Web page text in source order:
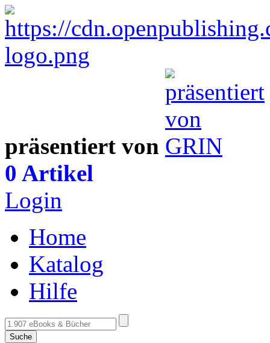
präsentiert von
0 Artikel
Login
Home
Katalog
Hilfe
Suche